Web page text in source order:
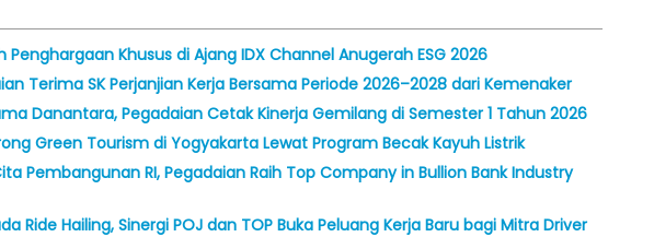
Penghargaan Khusus di Ajang IDX Channel Anugerah ESG 2026
Terima SK Perjanjian Kerja Bersama Periode 2026–2028 dari Kemenaker
Danantara, Pegadaian Cetak Kinerja Gemilang di Semester 1 Tahun 2026
Green Tourism di Yogyakarta Lewat Program Becak Kayuh Listrik
Pembangunan RI, Pegadaian Raih Top Company in Bullion Bank Industry
Ride Hailing, Sinergi POJ dan TOP Buka Peluang Kerja Baru bagi Mitra Driver